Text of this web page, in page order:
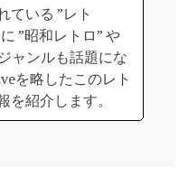
ている ”レト
”昭和レトロ” や
ャンルも話題にな
を略したこのレト
を紹介します。